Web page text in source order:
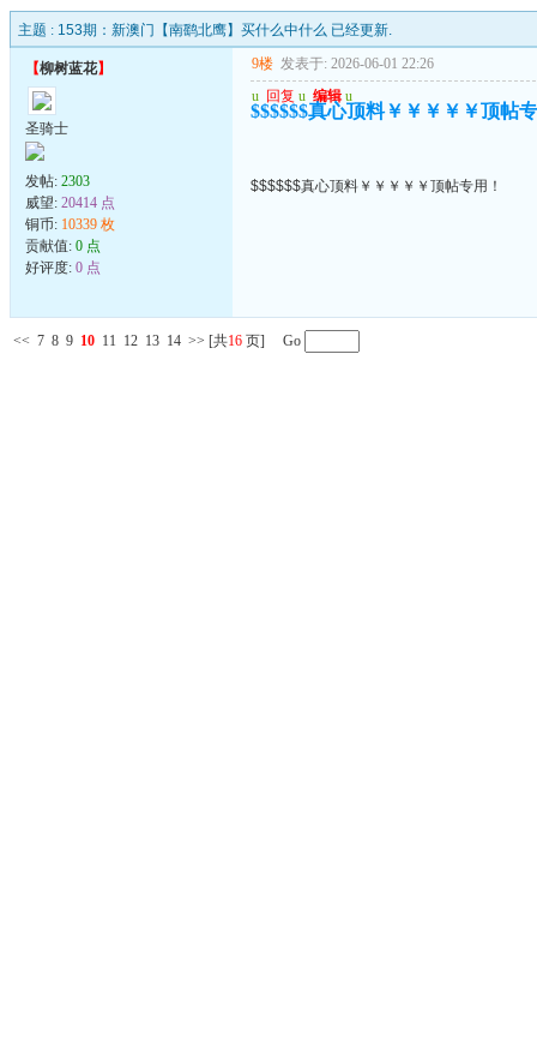
主题 : 153期：新澳门【南鹞北鹰】买什么中什么 已经更新.
【柳树蓝花】
圣骑士
发帖: 2303
威望: 20414 点
铜币: 10339 枚
贡献值: 0 点
好评度: 0 点
9楼 发表于: 2026-06-01 22:26
u 回复 u 编辑 u
$$$$$$真心顶料￥￥￥￥￥顶帖
$$$$$$真心顶料￥￥￥￥￥顶帖专用！
<< 7 8 9 10 11 12 13 14 >> [共16 页] Go